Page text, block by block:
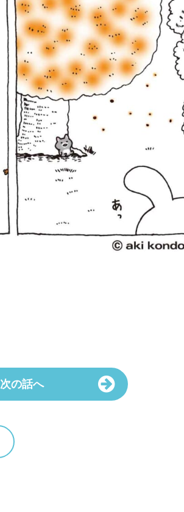
次の話へ